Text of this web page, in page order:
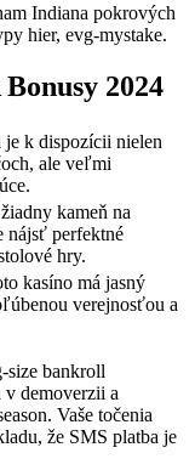
Indiana pokrových
hier, evg-mystake.
2024
je k dispozícii nielen
ale veľmi
kameň na
nájsť perfektné
hry.
kasíno má jasný
verejnosťou a
size bankroll
demoverzii a
Vaše točenia
že SMS platba je